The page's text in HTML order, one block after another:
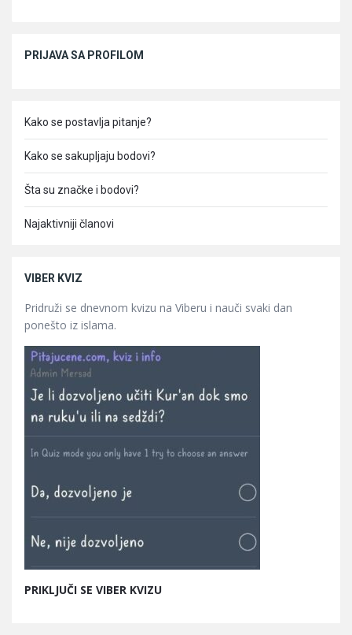
PRIJAVA SA PROFILOM
Kako se postavlja pitanje?
Kako se sakupljaju bodovi?
Šta su značke i bodovi?
Najaktivniji članovi
VIBER KVIZ
Pridruži se dnevnom kvizu na Viberu i nauči svaki dan
ponešto iz islama.
PRIKLJUČI SE VIBER KVIZU